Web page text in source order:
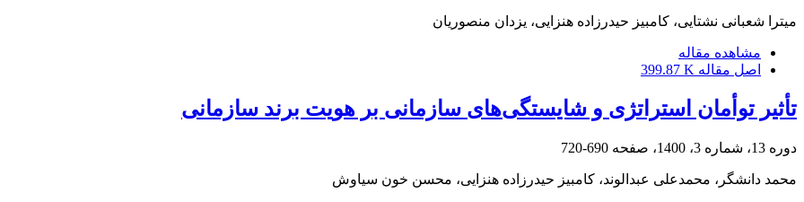
میترا شعبانی نشتایی، کامبیز حیدرزاده هنزایی، یزدان منصوریان
مشاهده مقاله
اصل مقاله 399.87 K
تأثیر توأمان استراتژی و شایستگی‌های سازمانی بر هویت برند سازمانی
دوره 13، شماره 3، 1400، صفحه 690-720
محمد دانشگر، محمدعلی عبدالوند، کامبیز حیدرزاده هنزایی، محسن خون سیاوش